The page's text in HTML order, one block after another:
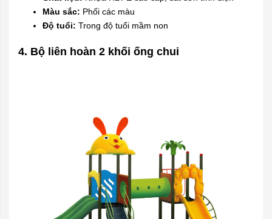
Màu sắc: Phối các màu
Độ tuổi: Trong độ tuổi mầm non
4. Bộ liên hoàn 2 khối ống chui